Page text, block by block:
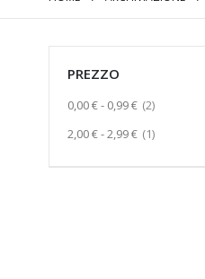
PREZZO
0,00 €- 0,99 € 2Prodotto
2,00 €-2,99 € 1Prodotto